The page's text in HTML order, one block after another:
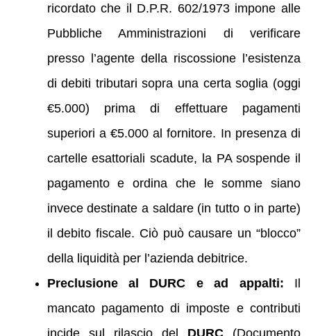
ricordato che il D.P.R. 602/1973 impone alle
Pubbliche Amministrazioni di verificare
presso l’agente della riscossione l’esistenza
di debiti tributari sopra una certa soglia (oggi
€5.000) prima di effettuare pagamenti
superiori a €5.000 al fornitore. In presenza di
cartelle esattoriali scadute, la PA sospende il
pagamento e ordina che le somme siano
invece destinate a saldare (in tutto o in parte)
il debito fiscale. Ciò può causare un “blocco”
della liquidità per l’azienda debitrice.
Preclusione al DURC e ad appalti: Il
mancato pagamento di imposte e contributi
incide sul rilascio del DURC(Documento